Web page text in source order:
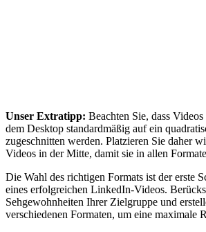
Unser Extratipp: Beachten Sie, dass
dem Desktop standardmäßig auf ein
zugeschnitten werden. Platzieren Sie daher
Videos in der Mitte, damit sie in allen
Die Wahl des richtigen Formats ist der erste
eines erfolgreichen LinkedIn-Videos.
Sehgewohnheiten Ihrer Zielgruppe und
verschiedenen Formaten, um eine maximale